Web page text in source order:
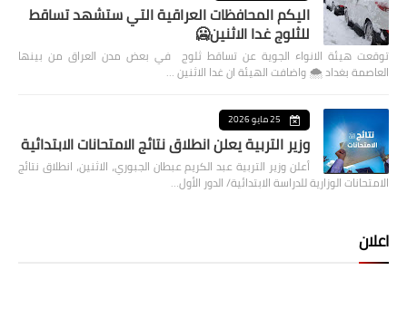
اليكم المحافظات العراقية التي ستشهد تساقط
للثلوج غدا الاثنين🥶
توقعت هيئة الانواء الجوية عن تساقط ثلوج في بعض مدن العراق من بينها
العاصمة بغداد ⁦🌨️⁩ واضافت الهيئة ان غدا الاثنين …
25 مايو 2026
وزير التربية يعلن انطلاق نتائج الامتحانات الابتدائية
أعلن وزير التربية عبد الكريم عبطان الجبوري، الاثنين، انطلاق نتائج
الامتحانات الوزارية للدراسة الابتدائية/ الدور الأول…
اعلان